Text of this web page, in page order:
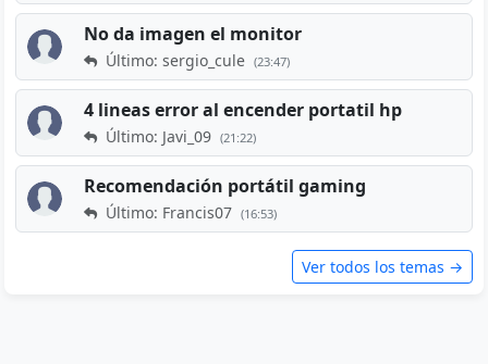
No da imagen el monitor
Último: sergio_cule (23:47)
4 lineas error al encender portatil hp
Último: Javi_09 (21:22)
Recomendación portátil gaming
Último: Francis07 (16:53)
Ver todos los temas →